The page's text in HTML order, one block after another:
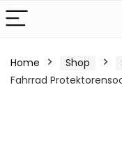
Home Shop
Fahrrad